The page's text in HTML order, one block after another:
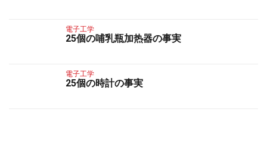
電子工学
25個の哺乳瓶加热器の事実
電子工学
25個の時計の事実